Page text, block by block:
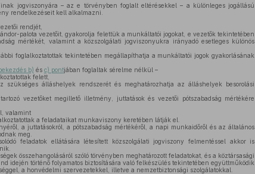
jogviszonyára – az e törvényben foglalt eltérésekkel – a különleges jogállású
rendelkezéseit kell alkalmazni.
rendjét,
palota vezetőit, gyakorolja felettük a munkáltatói jogokat, e vezetők tekintetében
mértékét, valamint a közszolgálati jogviszonyukra irányadó esetleges különös
foglalkoztatottak tekintetében megállapíthatja a munkáltatói jogok gyakorlásának
b) és c) pontjában foglaltak sérelme nélkül –
felett,
szükséges álláshelyek rendszerét és meghatározhatja az álláshelyek besorolási
vezetőket megillető illetmény, juttatások és vezetői pótszabadság mértékére
valamint
a feladataikat munkaviszony keretében látják el.
a juttatásokról, a pótszabadság mértékéről, a napi munkaidőről és az általános
meg.
feladatok ellátására létesített közszolgálati jogviszony felmentéssel akkor is
összehangolásáról szóló törvényben meghatározott feladatokat, és a köztársasági
idején történő folyamatos biztosítására való felkészülés tekintetében együttműködik
a honvédelmi szervezetekkel, illetve a nemzetbiztonsági szolgálatokkal.